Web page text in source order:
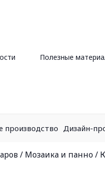
Полезные
производство Дизайн-
/ Мозаика и панно/